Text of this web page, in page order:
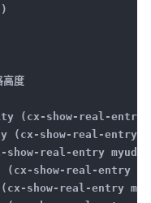
度
show-real-entry
show-real-entry
real-entry myudf/
show-real-entry
real-entry